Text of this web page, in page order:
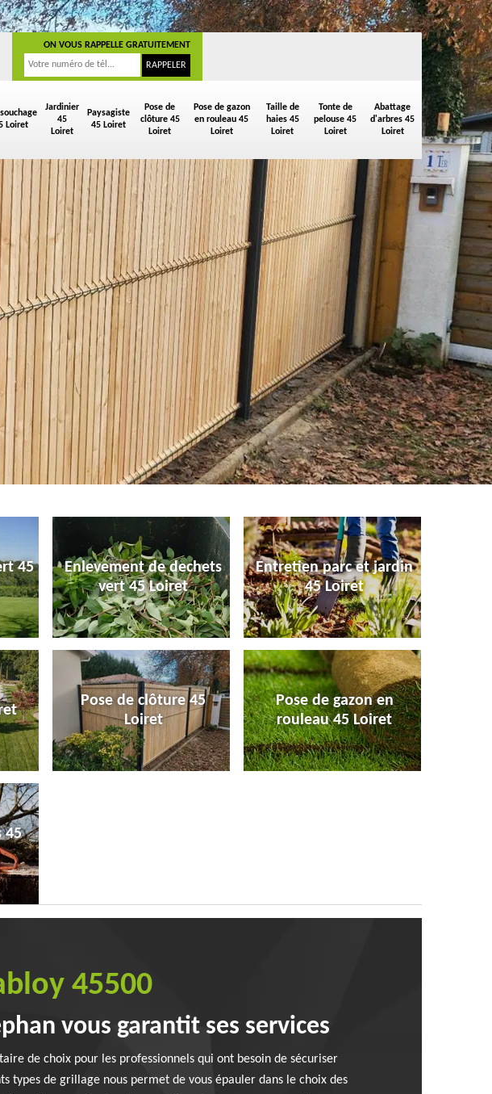
Loiret
Jardinier
45
Loiret
Paysagiste
45 Loiret
Pose de
clôture 45
Loiret
Pose de gazon
en rouleau 45
Loiret
Taille de
haies 45
Loiret
Tonte de
pelouse 45
Loiret
Abattage
d'arbres 45
Loiret
ON VOUS RAPPELLE GRATUITEMENT
45
Enlevement de dechets
vert 45 Loiret
Entretien parc et jardin
45 Loiret
Pose de clôture 45
Loiret
Pose de gazon en
rouleau 45 Loiret
45
45500
vous garantit ses services
de choix pour les professionnels qui ont besoin de sécuriser
types de grillage nous permet de vous épauler dans le choix des